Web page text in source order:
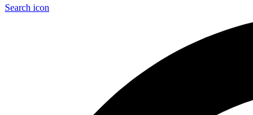
Search icon